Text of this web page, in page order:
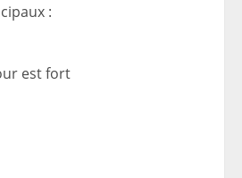
:
est fort